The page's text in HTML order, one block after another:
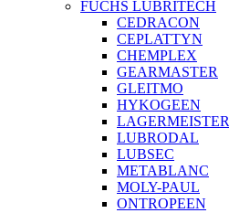
FUCHS LUBRITECH
CEDRACON
CEPLATTYN
CHEMPLEX
GEARMASTER
GLEITMO
HYKOGEEN
LAGERMEISTER
LUBRODAL
LUBSEC
METABLANC
MOLY-PAUL
ONTROPEEN